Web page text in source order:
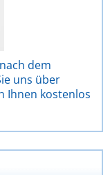
dem
uns über
Ihnen kostenlos